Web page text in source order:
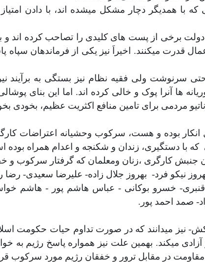
با همدیگر دچار مشکل میشده اند، با دادن
برخی از پست های کلیدی را تصاحب کرده اند و
قدرت میکنند. اخیراَ نیز یکی از فرماندهان
سرنوشت ولی فقیه نظام نیز بستگی به برآیند
ها آنرا پوک و خالی کرده اند. اما این بنای
مردمی برای تامین منافع اکثریت عظیم، بخودی
بوده و هست، سرکوب وحشیانه اعتراضات
که با دستگیری، زندان و شکنجه و اعدام همراه بوده
جنبش کارگری ،زنان ومعلمان که گرفتار سرکوب و
نیکو فرد- بهروز جلال زاده- علیرضا سعیدی- رضا
- خسرو بوکانی - عباس هاشم پور - هاشم
صمد احمد پور.
نیز میدانند که در صورت تداوم حیات حکومت
آزادی میکند. بهمین علت نیز همواره پاسخ رژیم
در مقابل ترور و خفقان رژیم مورد سرکوب